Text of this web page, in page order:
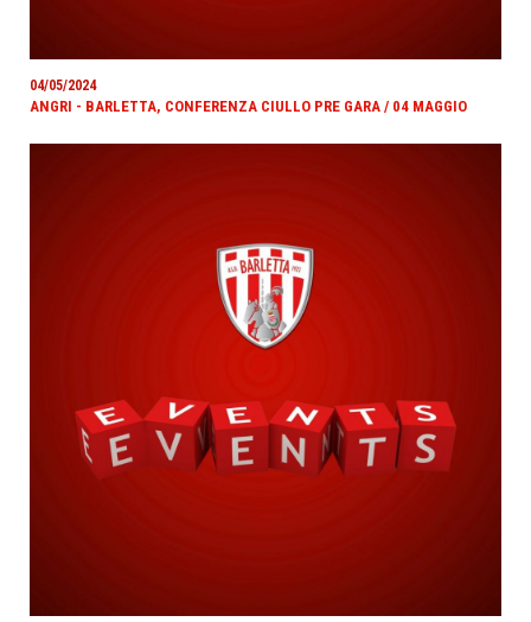
04/05/2024
ANGRI - BARLETTA, CONFERENZA CIULLO PRE GARA / 04 MAGGIO